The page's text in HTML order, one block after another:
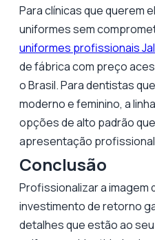
Para clínicas que querem
uniformes sem
uniformes profissionais
de fábrica com preço
o Brasil. Para dentistas
moderno e feminino, a
opções de alto padrão
apresentação
Conclusão
Profissionalizar a imagem
investimento de retorno
detalhes que estão ao